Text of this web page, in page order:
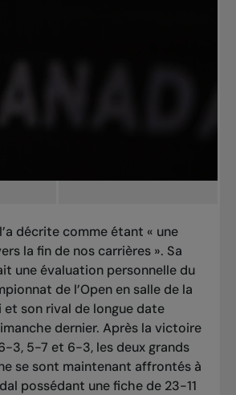
décrite comme étant « une
la fin de nos carrières ». Sa
une évaluation personnelle du
de l’Open en salle de la
et son rival de longue date
dernier. Après la victoire
3, 5-7 et 6-3, les deux grands
se sont maintenant affrontés à
possédant une fiche de 23-11